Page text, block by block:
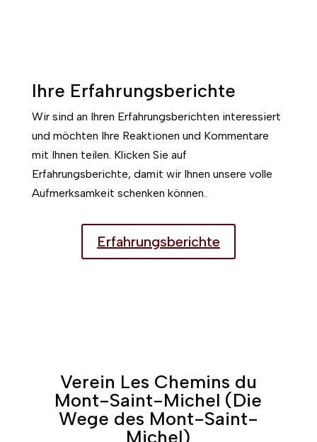
Ihre Erfahrungsberichte
Wir sind an Ihren Erfahrungsberichten interessiert
und möchten Ihre Reaktionen und Kommentare
mit Ihnen teilen. Klicken Sie auf
Erfahrungsberichte, damit wir Ihnen unsere volle
Aufmerksamkeit schenken können.
Erfahrungsberichte
Verein Les Chemins du
Mont-Saint-Michel (Die
Wege des Mont-Saint-
Michel)